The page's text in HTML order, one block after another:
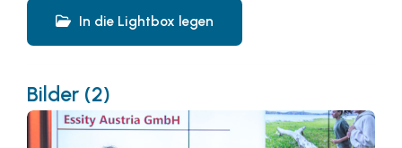
In die Lightbox legen
Bilder (2)